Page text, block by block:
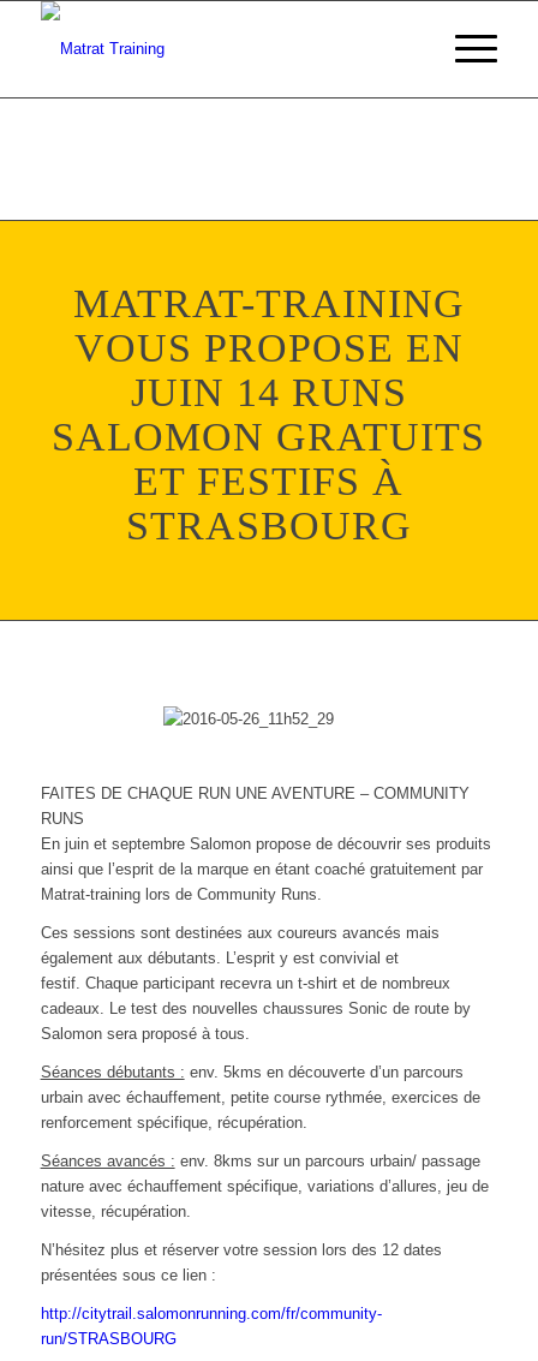
MATRAT-TRAINING
VOUS PROPOSE EN
JUIN 14 RUNS
SALOMON GRATUITS
ET FESTIFS À
STRASBOURG
FAITES DE CHAQUE RUN UNE AVENTURE – COMMUNITY
RUNS
En juin et septembre Salomon propose de découvrir ses produits
ainsi que l’esprit de la marque en étant coaché gratuitement par
Matrat-training lors de Community Runs.
Ces sessions sont destinées aux coureurs avancés mais
également aux débutants. L’esprit y est convivial et
festif. Chaque participant recevra un t-shirt et de nombreux
cadeaux. Le test des nouvelles chaussures Sonic de route by
Salomon sera proposé à tous.
Séances débutants : env. 5kms en découverte d’un parcours
urbain avec échauffement, petite course rythmée, exercices de
renforcement spécifique, récupération.
Séances avancés : env. 8kms sur un parcours urbain/ passage
nature avec échauffement spécifique, variations d’allures, jeu de
vitesse, récupération.
N’hésitez plus et réserver votre session lors des 12 dates
présentées sous ce lien :
http://citytrail.salomonrunning.com/fr/community-
run/STRASBOURG